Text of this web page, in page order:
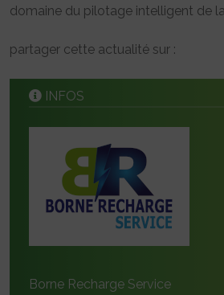
domaine du pilotage intelligent de
partager cette actualité sur :
INFOS
Borne Recharge Service